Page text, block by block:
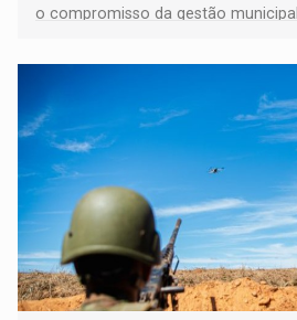
o compromisso da gestão